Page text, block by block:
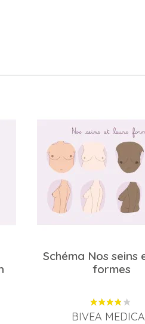
Schéma Nos seins
formes
BIVEA